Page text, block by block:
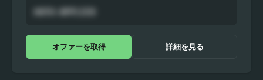
オファーを取得 詳細を見る